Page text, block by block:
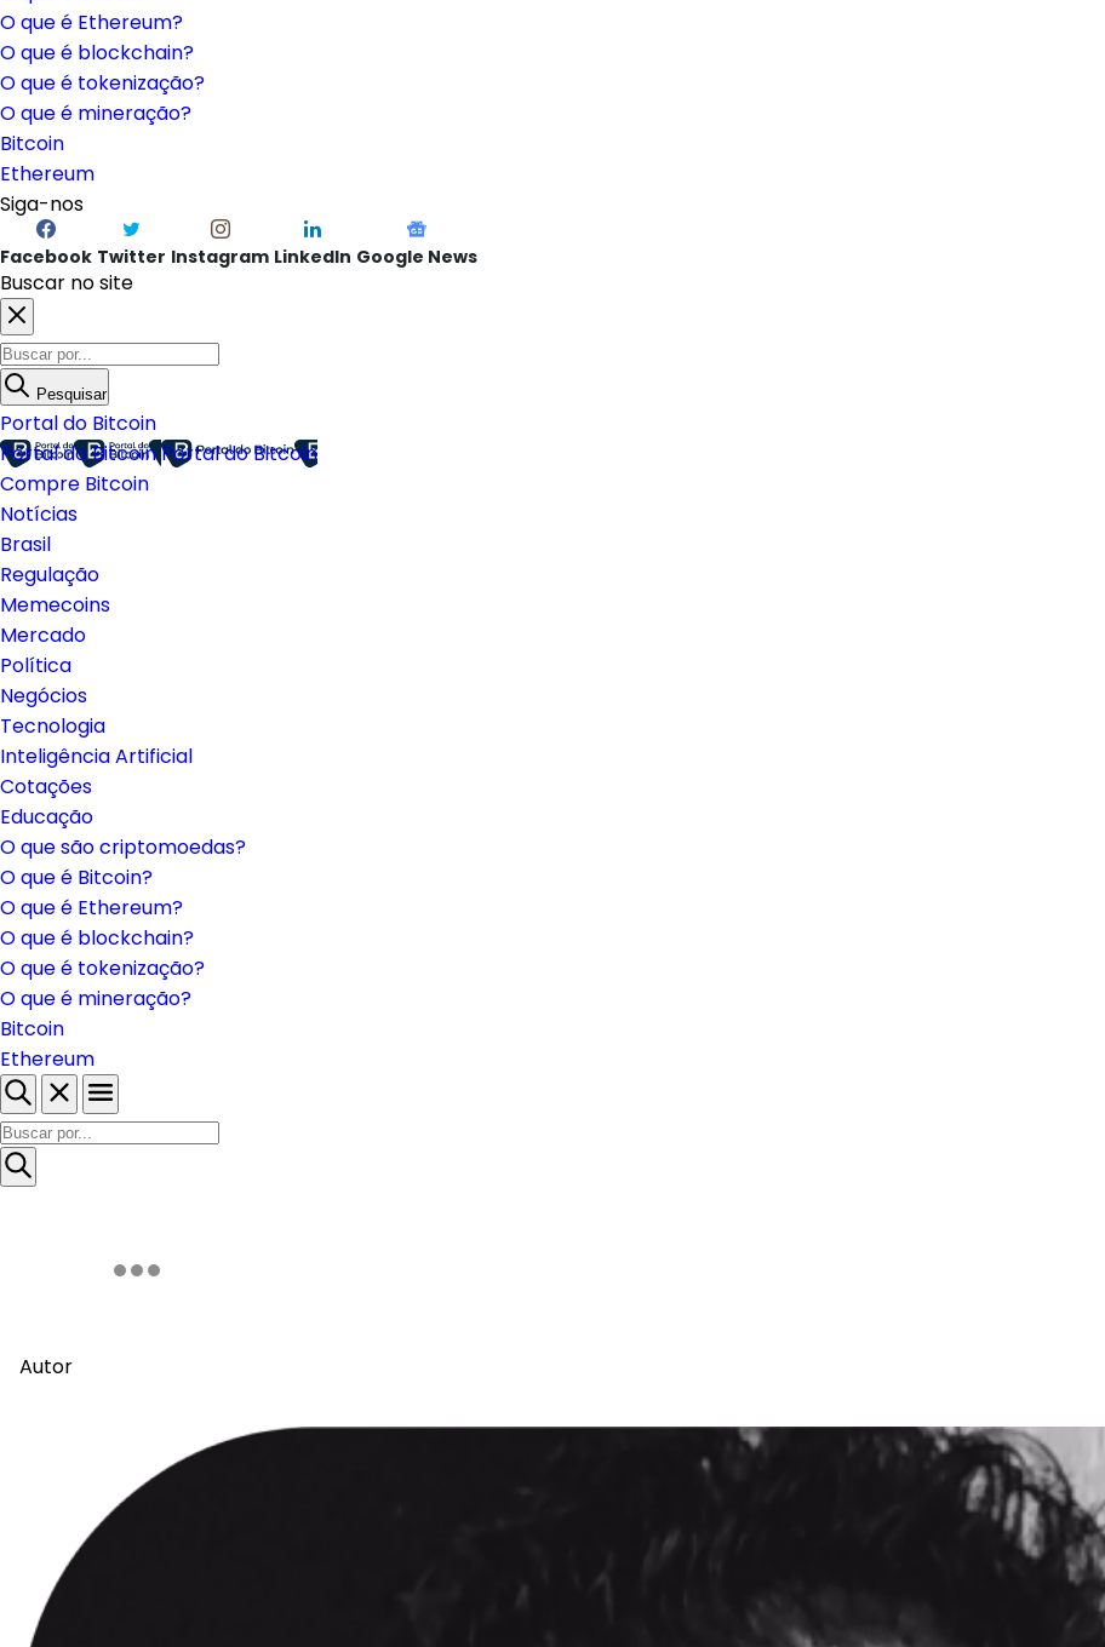
O que é Ethereum?
O que é blockchain?
O que é tokenização?
O que é mineração?
Bitcoin
Ethereum
Siga-nos
Facebook Twitter Instagram LinkedIn Google News
Buscar no site
Pesquisar
Portal do Bitcoin
Portal do BitcoinPortal do Bitcoin
Compre Bitcoin
Notícias
Brasil
Regulação
Memecoins
Mercado
Política
Negócios
Tecnologia
Inteligência Artificial
Cotações
Educação
O que são criptomoedas?
O que é Bitcoin?
O que é Ethereum?
O que é blockchain?
O que é tokenização?
O que é mineração?
Bitcoin
Ethereum
Autor